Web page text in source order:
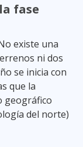
fase
existe una
ni dos
se inicia con
que la
geográfico
del norte)